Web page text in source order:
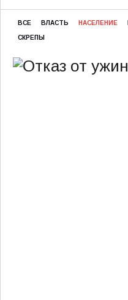
ВСЕ ВЛАСТЬ НАСЕЛЕНИЕ
СКРЕПЫ